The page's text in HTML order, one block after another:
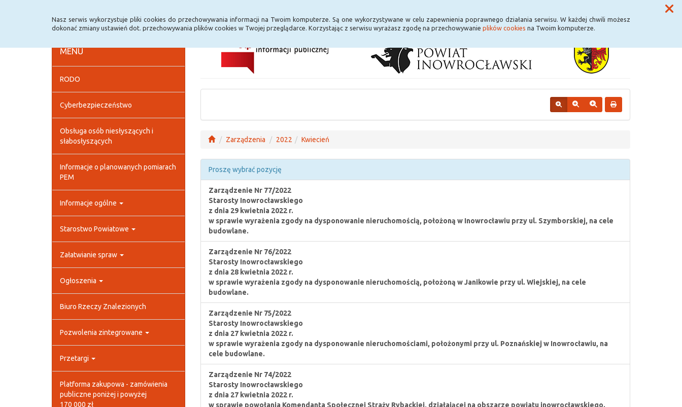
Nasz serwis wykorzystuje pliki cookies do przechowywania informacji na Twoim komputerze. Są one wykorzystywane w celu zapewnienia poprawnego działania serwisu. W każdej chwili możesz
dokonać zmiany ustawień dot. przechowywania plików cookies w Twojej przeglądarce. Korzystając z serwisu wyrażasz zgodę na przechowywanie plików cookies na Twoim komputerze.
MENU
RODO
Cyberbezpieczeństwo
Obsługa osób niesłyszących i
słabosłyszących
Informacje o planowanych pomiarach
PEM
Informacje ogólne
Starostwo Powiatowe
Załatwianie spraw
Ogłoszenia
Biuro Rzeczy Znalezionych
Pozwolenia zintegrowane
Przetargi
Platforma zakupowa - zamówienia
publiczne poniżej i powyżej
170 000 zł
Zarządzenia 2022 Kwiecień
Proszę wybrać pozycję
Zarządzenie Nr 77/2022
Starosty Inowrocławskiego
z dnia 29 kwietnia 2022 r.
w sprawie wyrażenia zgody na dysponowanie nieruchomością, położoną w Inowrocławiu przy ul. Szymborskiej, na cele
budowlane.
Zarządzenie Nr 76/2022
Starosty Inowrocławskiego
z dnia 28 kwietnia 2022 r.
w sprawie wyrażenia zgody na dysponowanie nieruchomością, położoną w Janikowie przy ul. Wiejskiej, na cele
budowlane.
Zarządzenie Nr 75/2022
Starosty Inowrocławskiego
z dnia 27 kwietnia 2022 r.
w sprawie wyrażenia zgody na dysponowanie nieruchomościami, położonymi przy ul. Poznańskiej w Inowrocławiu, na
cele budowlane.
Zarządzenie Nr 74/2022
Starosty Inowrocławskiego
z dnia 27 kwietnia 2022 r.
w sprawie powołania Komendanta Społecznej Straży Rybackiej, działającej na obszarze powiatu inowrocławskiego.